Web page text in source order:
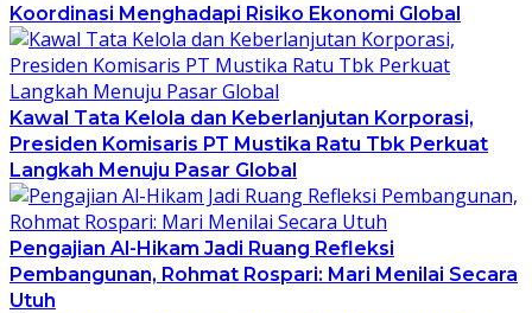
Koordinasi Menghadapi Risiko Ekonomi Global
Kawal Tata Kelola dan Keberlanjutan Korporasi,
Presiden Komisaris PT Mustika Ratu Tbk Perkuat
Langkah Menuju Pasar Global
Pengajian Al-Hikam Jadi Ruang Refleksi
Pembangunan, Rohmat Rospari: Mari Menilai Secara
Utuh